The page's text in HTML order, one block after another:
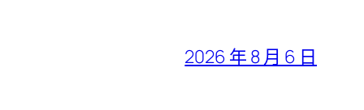
2026 年 8 月 6 日